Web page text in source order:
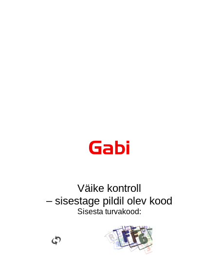
Väike kontroll
– sisestage pildil olev kood
Sisesta turvakood: